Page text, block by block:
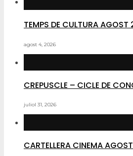
TEMPS DE CULTURA AGOST
agost 4, 2026
CREPUSCLE – CICLE DE
juliol 31, 2026
CARTELLERA CINEMA